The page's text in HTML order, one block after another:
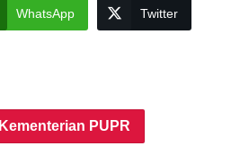
WhatsApp Twitter
Kementerian PUPR